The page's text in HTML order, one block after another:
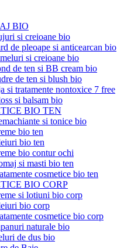
BIO
si creioane bio
de pleoape si anticearcan bio
si creioane bio
de ten si BB cream bio
de ten si blush bio
si tratamente nontoxice 7 free
si balsam bio
BIO TEN
si tonice bio
bio ten
bio ten
bio contur ochi
si masti bio ten
cosmetice bio ten
BIO CORP
si lotiuni bio corp
bio corp
cosmetice bio corp
naturale bio
de dus bio